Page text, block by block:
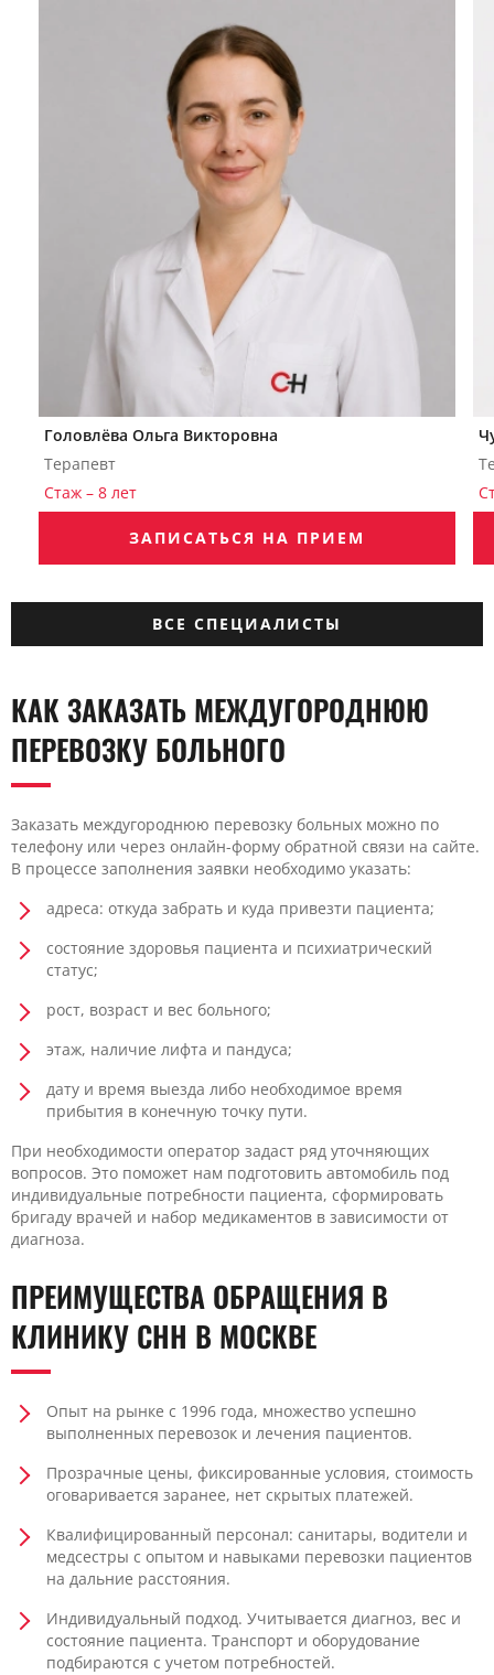
Головлёва Ольга Викторовна
Терапевт
Стаж – 8 лет
ЗАПИСАТЬСЯ НА ПРИЕМ
ВСЕ СПЕЦИАЛИСТЫ
КАК ЗАКАЗАТЬ МЕЖДУГОРОДНЮЮ
ПЕРЕВОЗКУ БОЛЬНОГО
Заказать междугороднюю перевозку больных можно по
телефону или через онлайн-форму обратной связи на сайте.
В процессе заполнения заявки необходимо указать:
адреса: откуда забрать и куда привезти пациента;
состояние здоровья пациента и психиатрический
статус;
рост, возраст и вес больного;
этаж, наличие лифта и пандуса;
дату и время выезда либо необходимое время
прибытия в конечную точку пути.
При необходимости оператор задаст ряд уточняющих
вопросов. Это поможет нам подготовить автомобиль под
индивидуальные потребности пациента, сформировать
бригаду врачей и набор медикаментов в зависимости от
диагноза.
ПРЕИМУЩЕСТВА ОБРАЩЕНИЯ В
КЛИНИКУ CHH В МОСКВЕ
Опыт на рынке с 1996 года, множество успешно
выполненных перевозок и лечения пациентов.
Прозрачные цены, фиксированные условия, стоимость
оговаривается заранее, нет скрытых платежей.
Квалифицированный персонал: санитары, водители и
медсестры с опытом и навыками перевозки пациентов
на дальние расстояния.
Индивидуальный подход. Учитывается диагноз, вес и
состояние пациента. Транспорт и оборудование
подбираются с учетом потребностей.